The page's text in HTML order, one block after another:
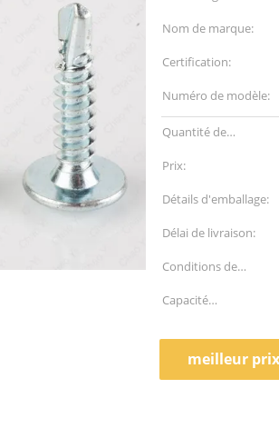
Nom de marque:
Certification:
Numéro de modèle:
Quantité de
commande min:
Prix:
Détails d'emballage:
Délai de livraison:
Conditions de
paiement:
Capacité
meilleur prix